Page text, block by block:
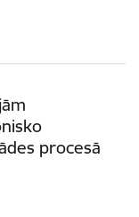
procesā